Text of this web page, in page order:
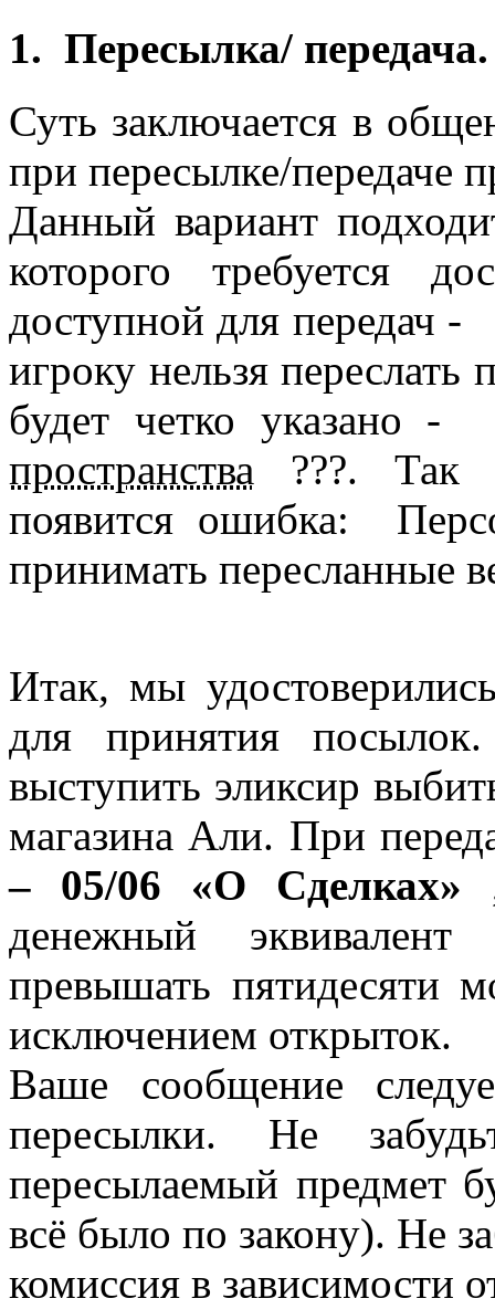
1. Пересылка/ передача.
Суть заключается в
при пересылке/передаче
Данный вариант
которого требуется
доступной для передач -
игроку нельзя
будет четко указано -
пространства
???. Так
появится ошибка:
принимать пересланные
Итак, мы
для принятия
выступить эликсир
магазина Али. При
– 05/06 «О Сделках»
денежный
превышать пятидесяти
исключением открыток.
Ваше сообщение
пересылки. Не
пересылаемый предмет
всё было по закону). Не
комиссия в зависимости